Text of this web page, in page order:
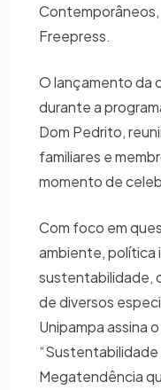
Freepress.
O lançamento da
durante a
Dom Pedrito,
familiares e
momento de
Com foco em
ambiente, política
sustentabilidade,
de diversos
Unipampa assina
Megatendência